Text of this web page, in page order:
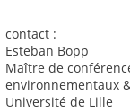
contact :
Esteban Bopp
Maître de
environnementaux
Université de Lille